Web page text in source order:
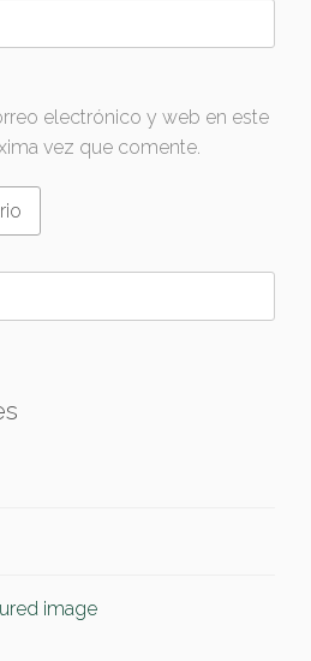
electrónico y web en este
vez que comente.
image